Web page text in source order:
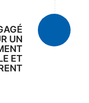
UN
ET